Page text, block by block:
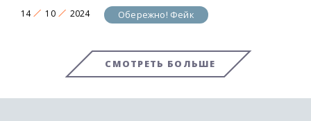
14 10 2024 Обережно! Фейк
СМОТРЕТЬ БОЛЬШЕ